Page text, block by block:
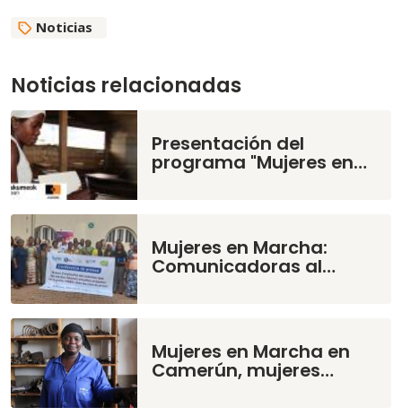
Noticias
Noticias relacionadas
Presentación del
programa "Mujeres en…
Mujeres en Marcha:
Comunicadoras al…
Mujeres en Marcha en
Camerún, mujeres…